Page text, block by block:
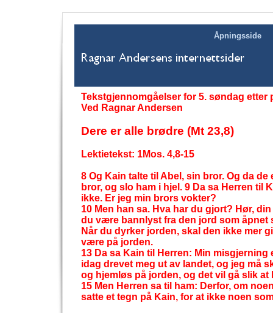
Åpningsside
Tekstgjennomgåelser for 5. søndag etter
Ved Ragnar Andersen
Dere er alle brødre (Mt 23,8)
Lektietekst: 1Mos. 4,8-15
8 Og Kain talte til Abel, sin bror. Og da
bror, og slo ham i hjel. 9 Da sa Herren til
ikke. Er jeg min brors vokter?
10 Men han sa. Hva har du gjort? Hør,
du være bannlyst fra den jord som åpnet
Når du dyrker jorden, skal den ikke mer
være på jorden.
13 Da sa Kain til Herren: Min
idag drevet meg ut av landet, og jeg må
og hjemløs på jorden, og det vil gå slik
15 Men Herren sa til ham: Derfor, om
satte et tegn på Kain, for at ikke noen